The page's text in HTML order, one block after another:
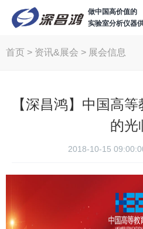
做中国高价值的
实验室分析仪器
首页 > 资讯&展会 > 展会信息
【深昌鸿】中国高
的光
2018-10-15